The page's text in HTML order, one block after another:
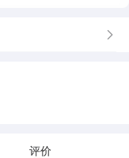
；
号；
对接。
评价